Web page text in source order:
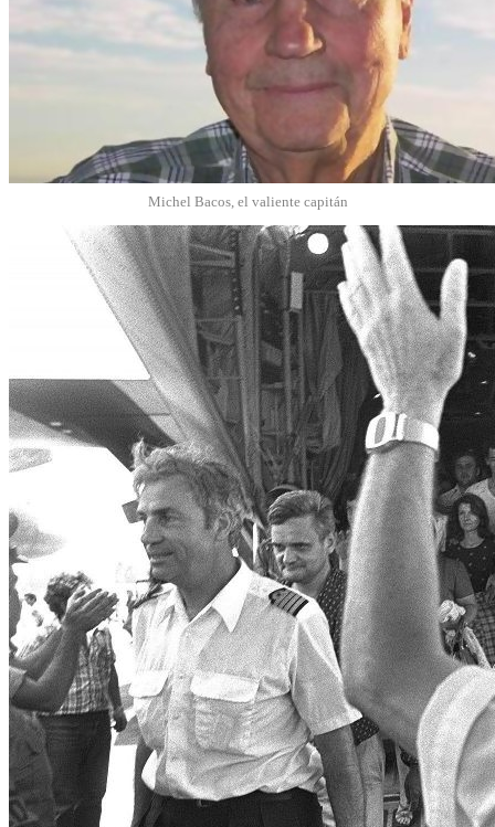
Michel Bacos, el valiente capitán